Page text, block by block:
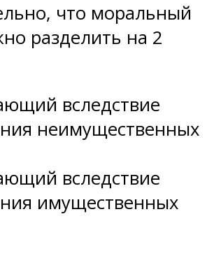
что моральный
разделить на 2
вследствие
неимущественных
вследствие
имущественных